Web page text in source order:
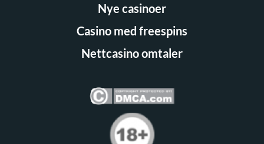
Nye casinoer
Casino med freespins
Nettcasino omtaler